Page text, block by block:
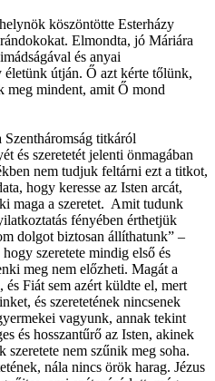
köszöntötte Esterházy
Elmondta, jó Máriára
és anyai
életünk útján. Ő azt kérte tőlünk,
meg mindent, amit Ő mond
Szentháromság titkáról
és szeretetét jelenti önmagában
nem tudjuk feltárni ezt a titkot,
hogy keresse az Isten arcát,
maga a szeretet. Amit tudunk
fényében érthetjük
dolgot biztosan állíthatunk” –
szeretete mindig első és
meg nem előzheti. Magát a
és Fiát sem azért küldte el, mert
és szeretetének nincsenek
vagyunk, annak tekint
és hosszantűrő az Isten, akinek
szeretete nem szűnik meg soha.
nála nincs örök harag. Jézus